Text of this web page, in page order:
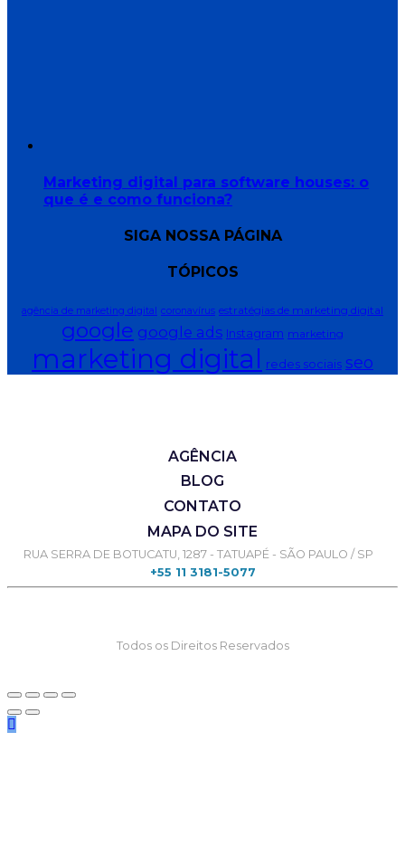
Marketing digital para software houses: o
que é e como funciona?
SIGA NOSSA PÁGINA
TÓPICOS
agência de marketing digital coronavírus estratégias de marketing digital
google google ads Instagram marketing
marketing digital redes sociais seo
AGÊNCIA
BLOG
CONTATO
MAPA DO SITE
RUA SERRA DE BOTUCATU, 1287 - TATUAPÉ - SÃO PAULO / SP
+55 11 3181-5077
Todos os Direitos Reservados